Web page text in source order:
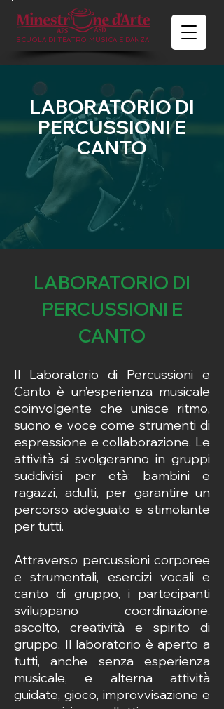
SCUOLA DI TEATRO MUSICA E DANZA
LABORATORIO DI
PERCUSSIONI E
CANTO
LABORATORIO DI
PERCUSSIONI E
CANTO
Il Laboratorio di Percussioni e
Canto è un’esperienza musicale
coinvolgente che unisce ritmo,
suono e voce come strumenti di
espressione e collaborazione. Le
attività si svolgeranno in gruppi
suddivisi per età: bambini e
ragazzi, adulti, per garantire un
percorso adeguato e stimolante
per tutti.
Attraverso percussioni corporee
e strumentali, esercizi vocali e
canto di gruppo, i partecipanti
sviluppano coordinazione,
ascolto, creatività e spirito di
gruppo. Il laboratorio è aperto a
tutti, anche senza esperienza
musicale, e alterna attività
guidate, gioco, improvvisazione e